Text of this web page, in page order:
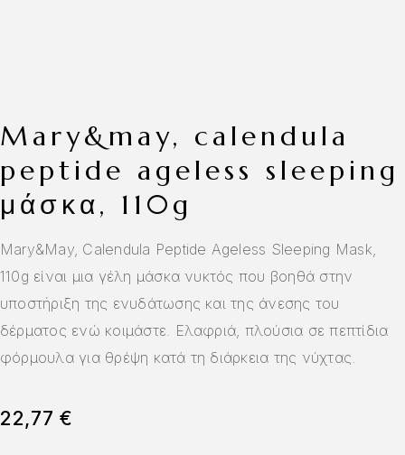
mary&may, calendula
peptide ageless sleeping
μάσκα, 110g
Mary&May, Calendula Peptide Ageless Sleeping Mask,
110g είναι μια γέλη μάσκα νυκτός που βοηθά στην
υποστήριξη της ενυδάτωσης και της άνεσης του
δέρματος ενώ κοιμάστε. Ελαφριά, πλούσια σε πεπτίδια
φόρμουλα για θρέψη κατά τη διάρκεια της νύχτας.
22,77 €